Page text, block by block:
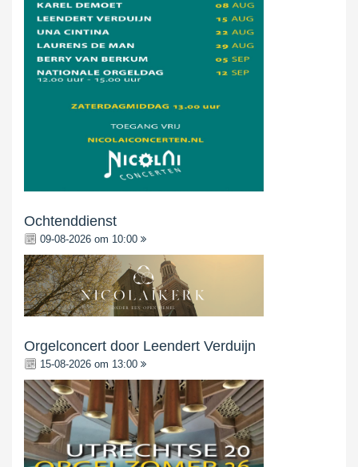
Ochtenddienst
09-08-2026 om 10:00
Orgelconcert door Leendert Verduijn
15-08-2026 om 13:00